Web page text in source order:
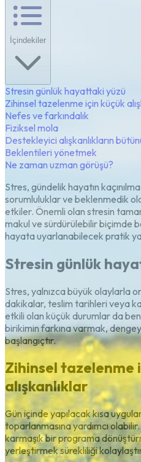
İçindekiler
Stresin günlük hayattaki yüzü
Zihinsel tazelenme için küçük
Nefes ve farkındalık
Fiziksel mola
Destekleyici alışkanlıkların
Beklentileri yönetmek
Ne zaman uzman görüşü?
Stres, gündelik hayatın
sorumluluklar ve beklenmedik
etkiler. Önemli olan stresin
makul ve sürdürülebilir biçimde
hayata uyarlanabilecek pratik
Stresin günlük
Stres, yalnızca büyük olaylarla
dakikalar, teslim tarihleri veya
etkili olan küçük durumlar da
birikimin farkına varmak,
başlangıçtır.
Zihinsel tazelenme
alışkanlıklar
Gün içinde yapılacak kısa
toparlanmasına yardımcı
karmaşık bir programa
yerleştirmek sürekliliği